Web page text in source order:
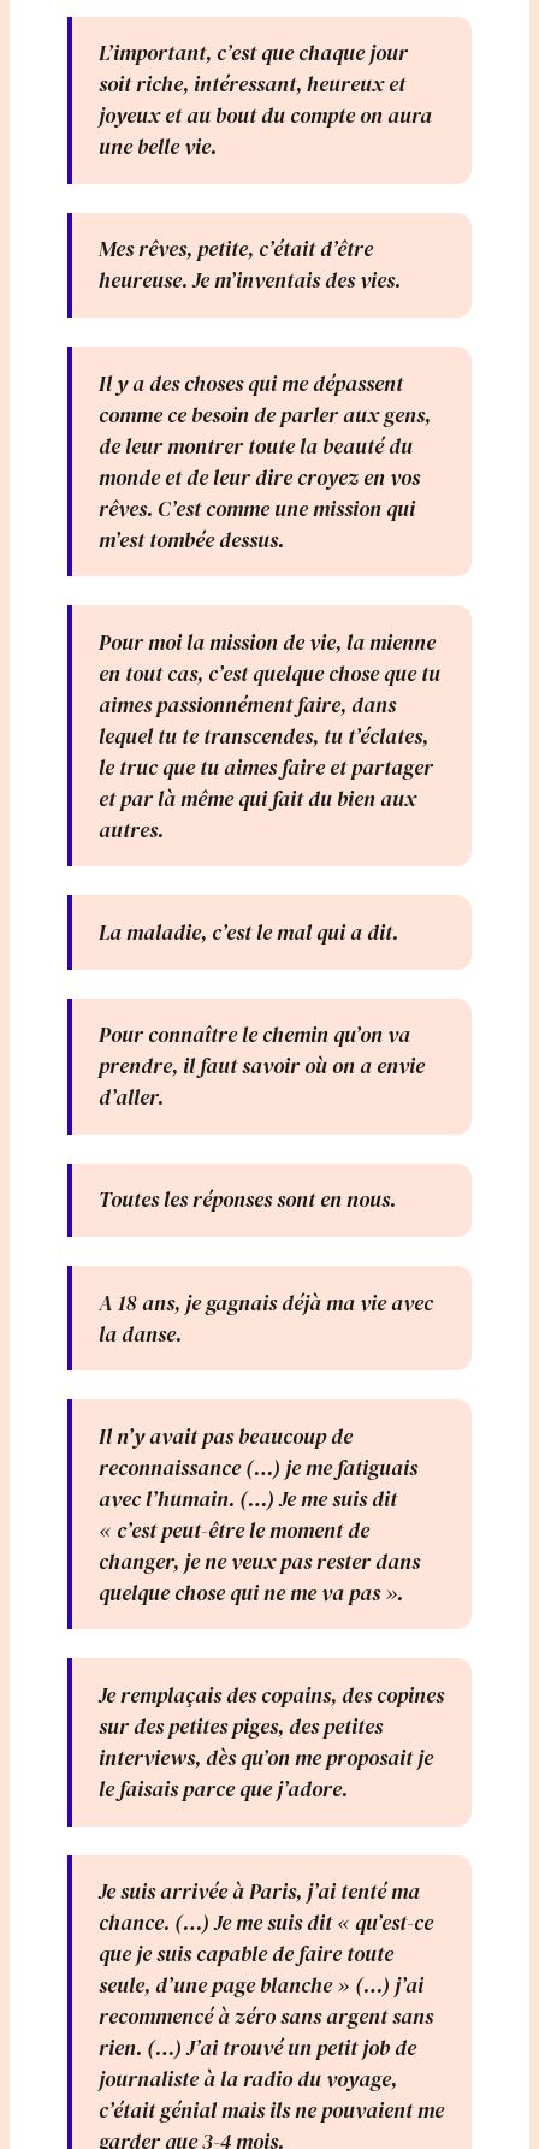
L’important, c’est que chaque jour
soit riche, intéressant, heureux et
joyeux et au bout du compte on aura
une belle vie.
Mes rêves, petite, c’était d’être
heureuse. Je m’inventais des vies.
Il y a des choses qui me dépassent
comme ce besoin de parler aux gens,
de leur montrer toute la beauté du
monde et de leur dire croyez en vos
rêves. C’est comme une mission qui
m’est tombée dessus.
Pour moi la mission de vie, la mienne
en tout cas, c’est quelque chose que tu
aimes passionnément faire, dans
lequel tu te transcendes, tu t’éclates,
le truc que tu aimes faire et partager
et par là même qui fait du bien aux
autres.
La maladie, c’est le mal qui a dit.
Pour connaître le chemin qu’on va
prendre, il faut savoir où on a envie
d’aller.
Toutes les réponses sont en nous.
A 18 ans, je gagnais déjà ma vie avec
la danse.
Il n’y avait pas beaucoup de
reconnaissance (…) je me fatiguais
avec l’humain. (…) Je me suis dit
« c’est peut-être le moment de
changer, je ne veux pas rester dans
quelque chose qui ne me va pas ».
Je remplaçais des copains, des copines
sur des petites piges, des petites
interviews, dès qu’on me proposait je
le faisais parce que j’adore.
Je suis arrivée à Paris, j’ai tenté ma
chance. (…) Je me suis dit « qu’est-ce
que je suis capable de faire toute
seule, d’une page blanche » (…) j’ai
recommencé à zéro sans argent sans
rien. (…) J’ai trouvé un petit job de
journaliste à la radio du voyage,
c’était génial mais ils ne pouvaient me
garder que 3-4 mois.